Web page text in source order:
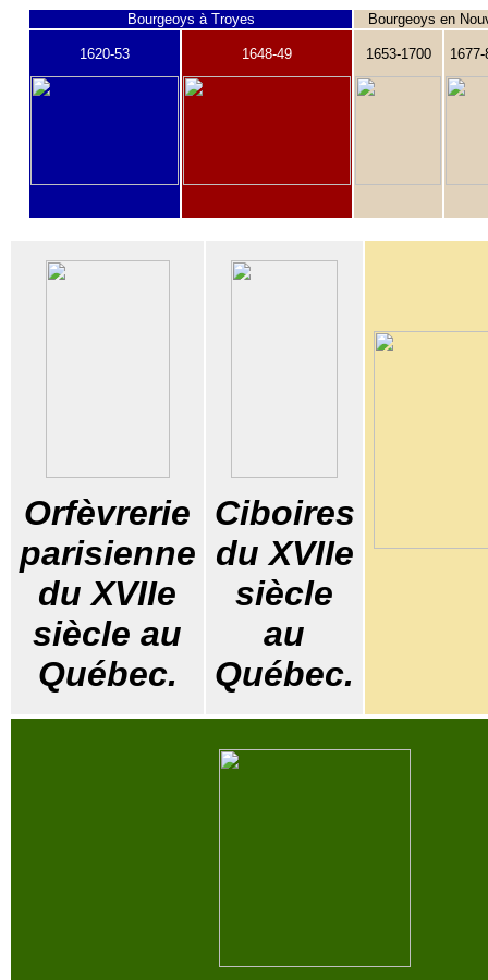
Bourgeoys à Troyes Bourgeoys en
1620-53 1648-49 1653-1700 1677-
Orfèvrerie
parisienne
du XVIIe
siècle au
Québec.
Ciboires
du XVIIe
siècle
au
Québec.